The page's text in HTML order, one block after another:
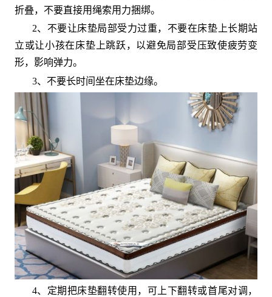
折叠，不要直接用绳索用力捆绑。
2、不要让床垫局部受力过重，不要在床垫上长期站
立或让小孩在床垫上跳跃，以避免局部受压致使疲劳变
形，影响弹力。
3、不要长时间坐在床垫边缘。
4、定期把床垫翻转使用，可上下翻转或首尾对调，